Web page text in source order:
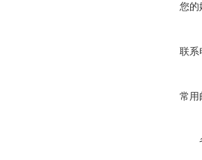
您的
联系
常用